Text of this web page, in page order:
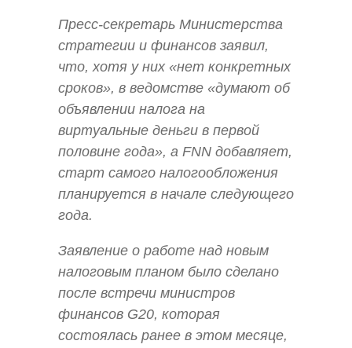
Пресс-секретарь Министерства
стратегии и финансов заявил,
что, хотя у них «нет конкретных
сроков», в ведомстве «думают об
объявлении налога на
виртуальные деньги в первой
половине года», а FNN добавляет,
старт самого налогообложения
планируется в начале следующего
года.
Заявление о работе над новым
налоговым планом было сделано
после встречи министров
финансов G20, которая
состоялась ранее в этом месяце,